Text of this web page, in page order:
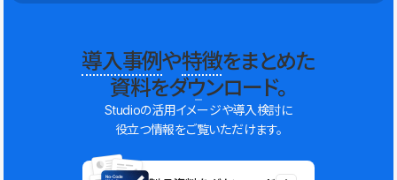
導入事例や特徴をまとめた
資料をダウンロード。
Studioの活用イメージや導入検討に
役立つ情報をご覧いただけます。